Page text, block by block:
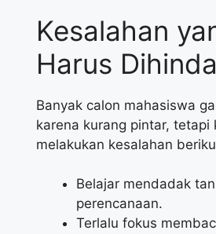
Kesalahan
Harus
Banyak calon mahasiswa
karena kurang pintar, tetapi
melakukan kesalahan
Belajar mendadak
perencanaan.
Terlalu fokus